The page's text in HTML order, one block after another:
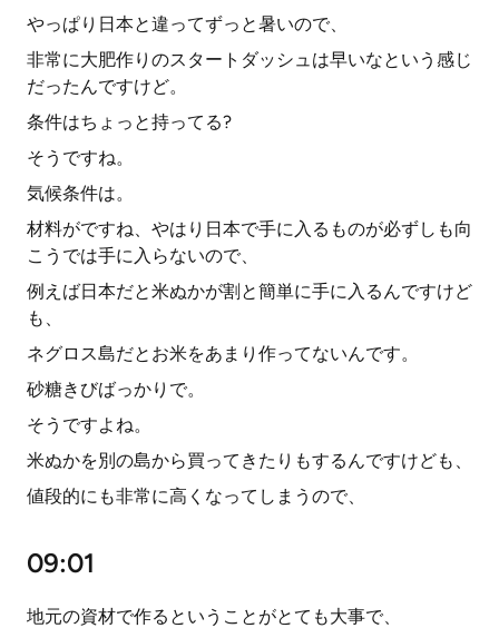
やっぱり日本と違ってずっと暑いので、
非常に大肥作りのスタートダッシュは早いなという感じ
だったんですけど。
条件はちょっと持ってる?
そうですね。
気候条件は。
材料がですね、やはり日本で手に入るものが必ずしも向
こうでは手に入らないので、
例えば日本だと米ぬかが割と簡単に手に入るんですけど
も、
ネグロス島だとお米をあまり作ってないんです。
砂糖きびばっかりで。
そうですよね。
米ぬかを別の島から買ってきたりもするんですけども、
値段的にも非常に高くなってしまうので、
09:01
地元の資材で作るということがとても大事で、